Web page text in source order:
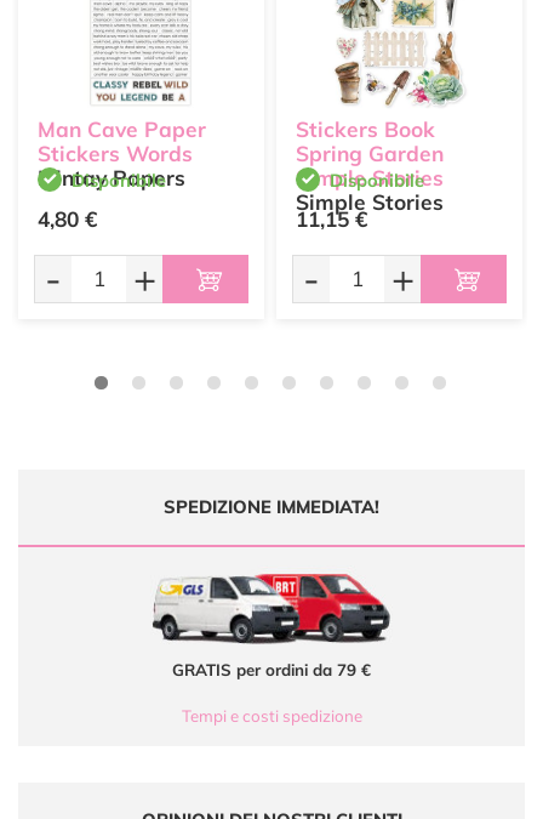
Man Cave Paper
Stickers Words
Mintay Papers
Disponibile
4,80 €
- +
Stickers Book
Spring Garden
Simple Stories
Simple Stories
Disponibile
11,15 €
- +
SPEDIZIONE IMMEDIATA!
GRATIS per ordini da 79 €
Tempi e costi spedizione